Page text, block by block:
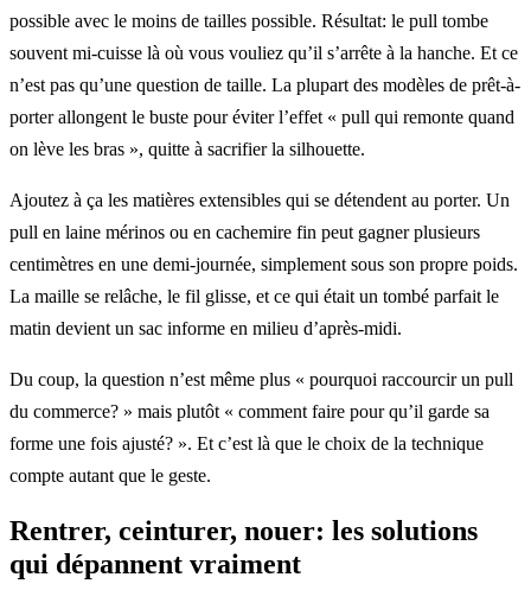
possible avec le moins de tailles possible. Résultat: le pull tombe
souvent mi-cuisse là où vous vouliez qu’il s’arrête à la hanche. Et ce
n’est pas qu’une question de taille. La plupart des modèles de prêt-à-
porter allongent le buste pour éviter l’effet « pull qui remonte quand
on lève les bras », quitte à sacrifier la silhouette.
Ajoutez à ça les matières extensibles qui se détendent au porter. Un
pull en laine mérinos ou en cachemire fin peut gagner plusieurs
centimètres en une demi-journée, simplement sous son propre poids.
La maille se relâche, le fil glisse, et ce qui était un tombé parfait le
matin devient un sac informe en milieu d’après-midi.
Du coup, la question n’est même plus « pourquoi raccourcir un pull
du commerce? » mais plutôt « comment faire pour qu’il garde sa
forme une fois ajusté? ». Et c’est là que le choix de la technique
compte autant que le geste.
Rentrer, ceinturer, nouer: les solutions
qui dépannent vraiment